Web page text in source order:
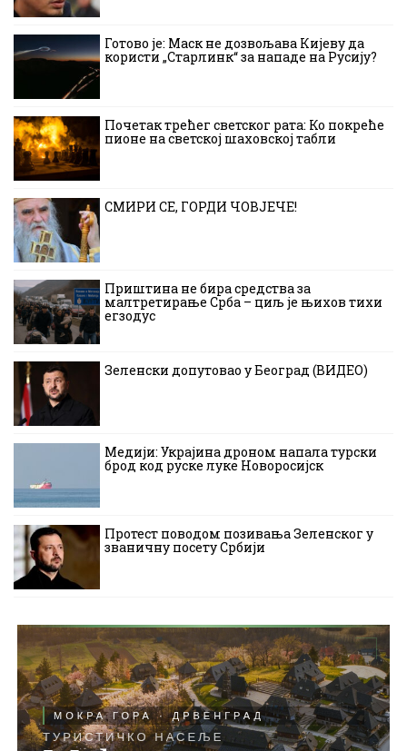
Готово је: Маск не дозвољава Кијеву да
користи „Старлинк“ за нападе на Русију?
Почетак трећег светског рата: Ко покреће
пионе на светској шаховској табли
СМИРИ СЕ, ГОРДИ ЧОВЈЕЧЕ!
Приштина не бира средства за
малтретирање Срба – циљ је њихов тихи
егзодус
Зеленски допутовао у Београд (ВИДЕО)
Медији: Украјина дроном напала турски
брод код руске луке Новоросијск
Протест поводом позивања Зеленског у
званичну посету Србији